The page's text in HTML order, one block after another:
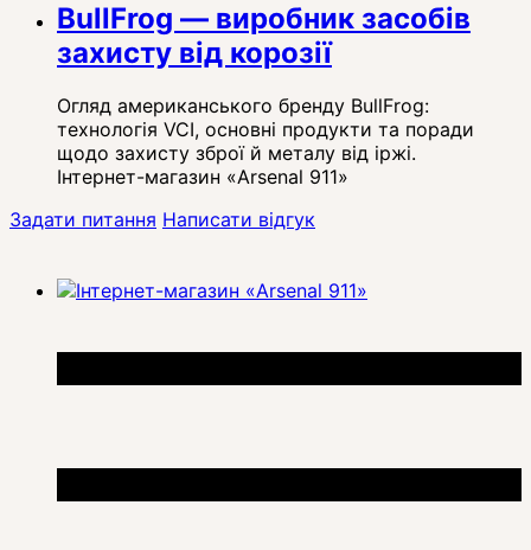
BullFrog — виробник засобів
захисту від корозії
Огляд американського бренду BullFrog:
технологія VCI, основні продукти та поради
щодо захисту зброї й металу від іржі.
Інтернет-магазин «Arsenal 911»
Задати питання Написати відгук